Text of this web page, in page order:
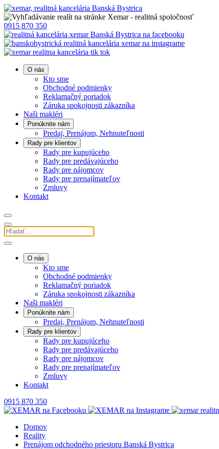
0915 870 350
O nás
Kto sme
Obchodné podmienky
Reklamačný poriadok
Záruka spokojnosti zákazníka
Naši makléri
Ponúknite nám
Predaj, Prenájom, Nehnuteľnosti
Rady pre klientov
Rady pre kupujúceho
Rady pre predávajúceho
Rady pre nájomcov
Rady pre prenajímateľov
Zmluvy
Kontakt
O nás
Kto sme
Obchodné podmienky
Reklamačný poriadok
Záruka spokojnosti zákazníka
Naši makléri
Ponúknite nám
Predaj, Prenájom, Nehnuteľnosti
Rady pre klientov
Rady pre kupujúceho
Rady pre predávajúceho
Rady pre nájomcov
Rady pre prenajímateľov
Zmluvy
Kontakt
0915 870 350
Domov
Reality
Prenájom odchodného priestoru Banská Bystrica